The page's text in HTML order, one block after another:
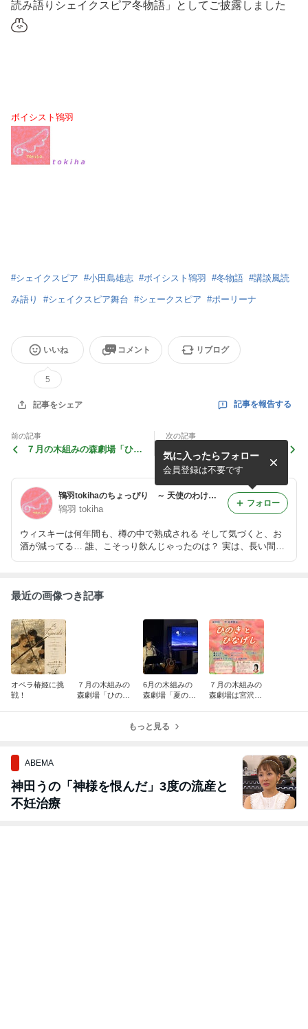
読み語りシェイクスピア冬物語」としてご披露しました
ボイシスト鴇羽
#シェイクスピア #小田島雄志 #ボイシスト鴇羽 #冬物語 #講談風読
み語り #シェイクスピア舞台 #シェークスピア #ポーリーナ
いいね
5
コメント リブログ
記事をシェア 記事を報告する
前の記事
７月の木組みの森劇場「ひの
次の記事
6月の木組みの森劇場「夏の
夜空に遊ぶ」の様子♬
鴇羽tokihaのちょっぴり ～ 天使のわけまえ ～
鴇羽 tokiha
ウィスキーは何年間も、樽の中で熟成される そして気づくと、お
酒が減ってる… 誰、こそっり飲んじゃったのは？ 実は、長い間に
気に入ったらフォロー
会員登録は不要です
フォロー
最近の画像つき記事
オペラ椿姫に挑
戦！
７月の木組みの
森劇場「ひのき
6月の木組みの
森劇場「夏の夜
７月の木組みの
森劇場は宮沢賢
もっと見る
ABEMA
神田うの「神様を恨んだ」3度の流産と
不妊治療